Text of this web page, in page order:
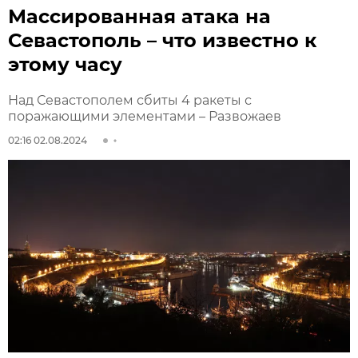
Массированная атака на
Севастополь – что известно к
этому часу
Над Севастополем сбиты 4 ракеты с
поражающими элементами – Развожаев
02:16 02.08.2024